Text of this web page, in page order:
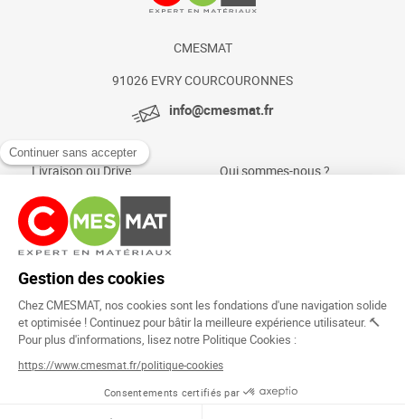
CMESMAT
91026 EVRY COURCOURONNES
info@cmesmat.fr
Livraison ou Drive
Paiement sécurisé
Foire aux questions
Qui sommes-nous ?
Rejoignez la
communauté !
Copyright © 2024.